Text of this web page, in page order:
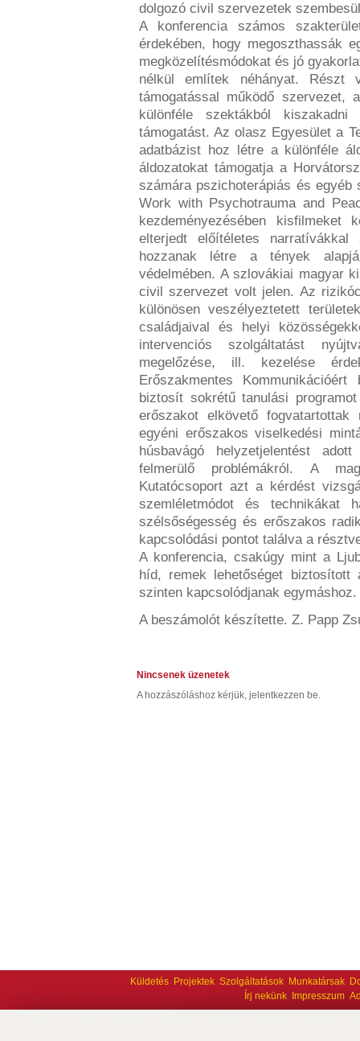
dolgozó civil szervezetek
A konferencia számos
érdekében, hogy megoszthassák
megközelítésmódokat és jó
nélkül említek néhányat.
támogatással működő szervezet,
különféle szektákból
támogatást. Az olasz Egyesület a
adatbázist hoz létre a különféle
áldozatokat támogatja a
számára pszichoterápiás és
Work with Psychotrauma and
kezdeményezésében
elterjedt előítéletes
hozzanak létre a tények
védelmében. A szlovákiai magyar
civil szervezet volt jelen. Az
különösen veszélyeztetett
családjaival és helyi
intervenciós szolgáltatást
megelőzése, ill. kezelése
Erőszakmentes Kommunikációért
biztosít sokrétű tanulási
erőszakot elkövető
egyéni erőszakos viselkedési
húsbavágó helyzetjelentést
felmerülő problémákról. A
Kutatócsoport azt a kérdést
szemléletmódot és technikákat
szélsőségesség és erőszakos
kapcsolódási pontot találva a
A konferencia, csakúgy mint a
híd, remek lehetőséget
szinten kapcsolódjanak egymáshoz.
A beszámolót készítette. Z. Papp
Nincsenek üzenetek
A hozzászóláshoz kérjük, jelentkezzen be.
Küldetés Projektek Szolgáltatások Munkatársak
Írj nekünk
Impresszum